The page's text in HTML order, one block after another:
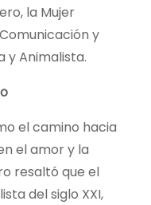
la Mujer
y
y Animalista.
el camino hacia
el amor y la
resaltó que el
del siglo XXI,